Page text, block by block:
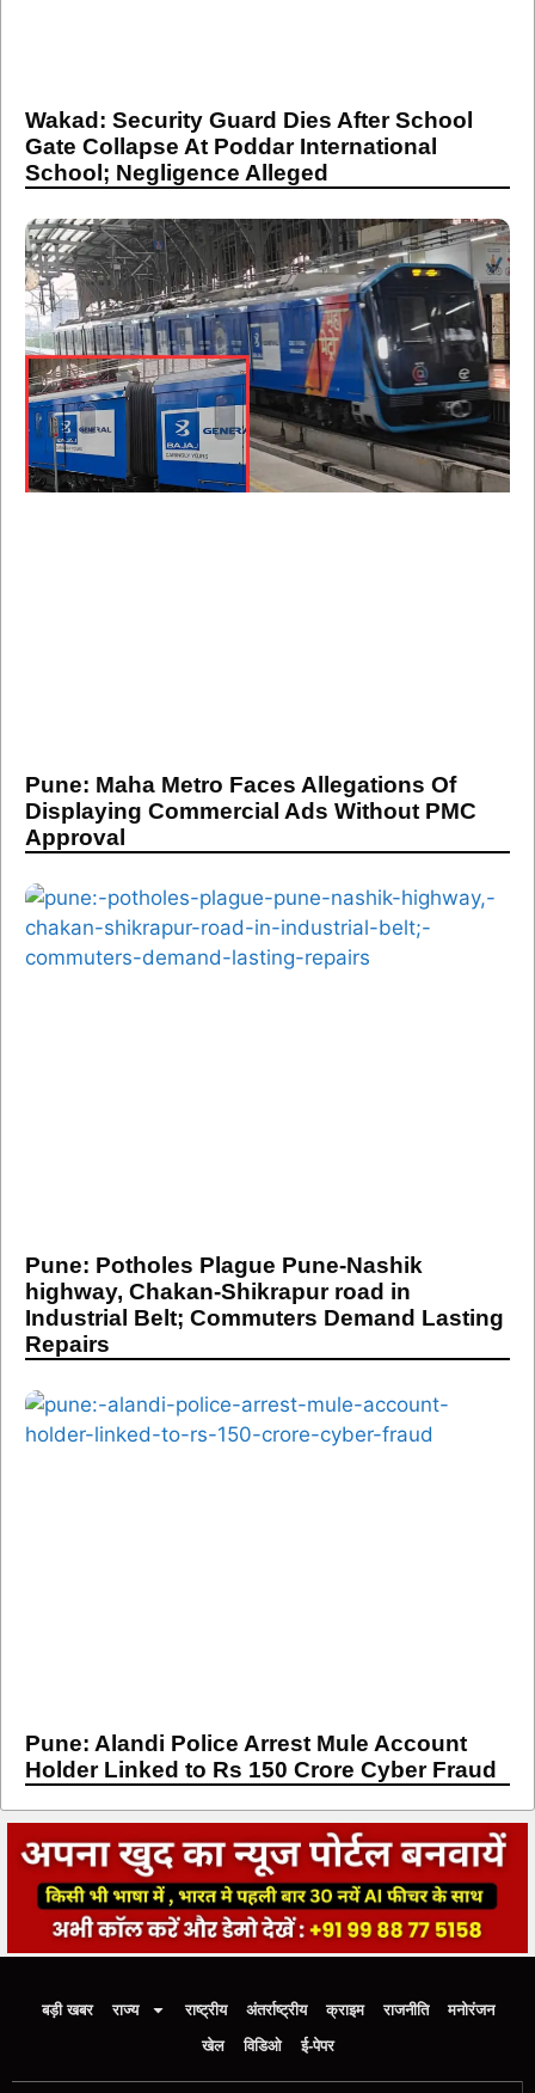
Wakad: Security Guard Dies After School
Gate Collapse At Poddar International
School; Negligence Alleged
Pune: Maha Metro Faces Allegations Of
Displaying Commercial Ads Without PMC
Approval
Pune: Potholes Plague Pune-Nashik
highway, Chakan-Shikrapur road in
Industrial Belt; Commuters Demand Lasting
Repairs
Pune: Alandi Police Arrest Mule Account
Holder Linked to Rs 150 Crore Cyber Fraud
बड़ी खबर राज्य राष्ट्रीय अंतर्राष्ट्रीय क्राइम राजनीति
मनोरंजन
खेल
विडिओ ई-पेपर